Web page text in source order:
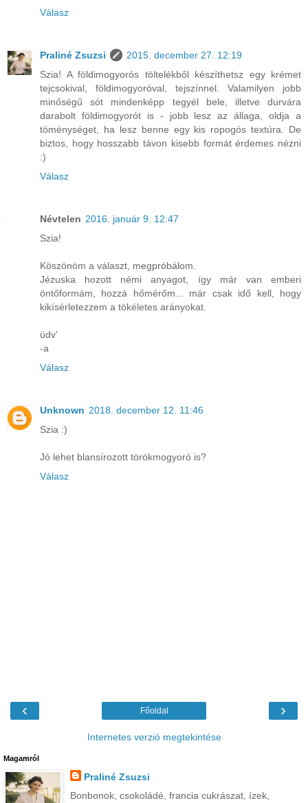
Válasz
Praliné Zsuzsi
2015. december 27. 12:19
Szia! A földimogyorós töltelékből készíthetsz egy krémet
tejcsokival, földimogyoróval, tejszínnel. Valamilyen jobb
minőségű sót mindenképp tegyél bele, illetve durvára
darabolt földimogyorót is - jobb lesz az állaga, oldja a
töménységet, ha lesz benne egy kis ropogós textúra. De
biztos, hogy hosszabb távon kisebb formát érdemes nézni
:)
Válasz
Névtelen 2016. január 9. 12:47
Szia!
Köszönöm a választ, megpróbálom.
Jézuska hozott némi anyagot, így már van emberi
öntőformám, hozzá hőmérőm... már csak idő kell, hogy
kikísérletezzem a tökéletes arányokat.
üdv'
-a
Válasz
Unknown 2018. december 12. 11:46
Szia :)
Jó lehet blansírozott törökmogyoró is?
Válasz
‹ ›
Főoldal
Internetes verzió megtekintése
Magamról
Praliné Zsuzsi
Bonbonok, csokoládé, francia cukrászat, ízek,